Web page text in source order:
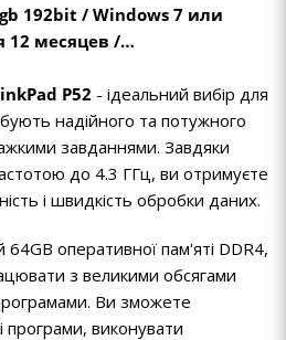
192bit / Windows 7 или
12 месяцев /…
P52 - ідеальний вибір для
надійного та потужного
завданнями. Завдяки
до 4.3 ГГц, ви отримуєте
і швидкість обробки даних.
оперативної пам'яті DDR4,
з великими обсягами
Ви зможете
програми, виконувати